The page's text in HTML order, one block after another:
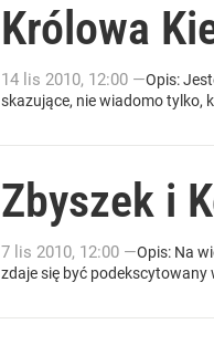
Królowa
14 lis 2010, 12:00 —Opis:
skazujące, nie wiadomo tylko,
Zbyszek i
7 lis 2010, 12:00 —Opis: Na
zdaje się być